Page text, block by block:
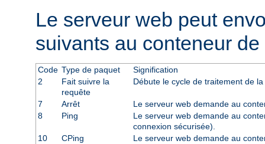
Le serveur web peut
suivants au conteneur
Code Type de paquet
Signification
2
Fait suivre la
requête
Débute le cycle de traitement de
7 Arrêt
Le serveur web demande au
8
Ping
Le serveur web demande au
connexion sécurisée).
10
CPing
Le serveur web demande au